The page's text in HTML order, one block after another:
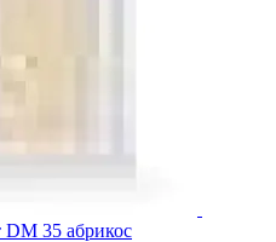
35 абрикос